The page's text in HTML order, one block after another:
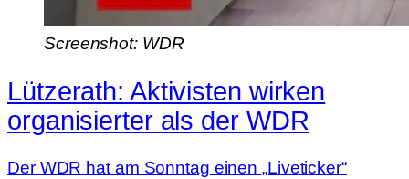
Screenshot: WDR
Lützerath: Aktivisten wirken
organisierter als der WDR
Der WDR hat am Sonntag einen „Liveticker“